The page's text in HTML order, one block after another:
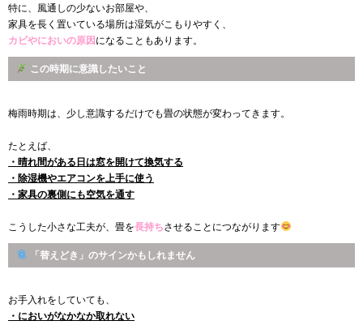
特に、風通しの少ないお部屋や、
家具を長く置いている場所は湿気がこもりやすく、
カビやにおいの原因 になることもあります。
この時期に意識したいこと
梅雨時期は、少し意識するだけでも畳の状態が変わってきます。
たとえば、
・晴れ間がある日は窓を開けて換気する
・除湿機やエアコンを上手に使う
・家具の裏側にも空気を通す
こうした小さな工夫が、畳を長持ちさせることにつながります
「替えどき」のサインかもしれません
お手入れをしていても、
・においがなかなか取れない